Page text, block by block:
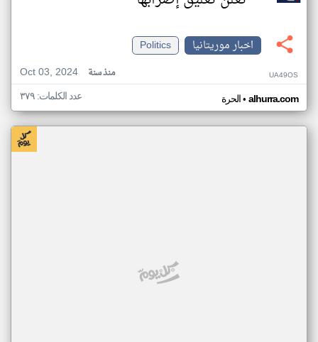
اخبار موريتانيا
Politics
Oct 03, 2024
منذ سنة UA49OS
الحرة• alhurra.com عدد الكلمات: ٣٧٩